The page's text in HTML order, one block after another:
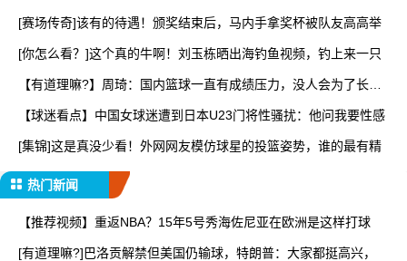
[赛场传奇]该有的待遇！颁奖结束后，马内手拿奖杯被队友高高举
[你怎么看？]这个真的牛啊！刘玉栋晒出海钓鱼视频，钓上来一只
【有道理嘛?】周琦：国内篮球一直有成绩压力，没人会为了长远
【球迷看点】中国女球迷遭到日本U23门将性骚扰：他问我要性感
[集锦]这是真没少看！外网网友模仿球星的投篮姿势，谁的最有精
热门新闻
【推荐视频】重返NBA？15年5号秀海佐尼亚在欧洲是这样打球
[有道理嘛?]巴洛贡解禁但美国仍输球，特朗普：大家都挺高兴，